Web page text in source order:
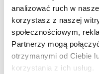
analizować ruch w
korzystasz z naszej
społecznościowym,
Partnerzy mogą
otrzymanymi od Ciebie
korzystania z ich usług.